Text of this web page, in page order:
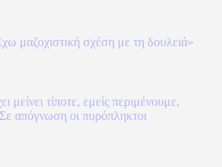
μαζοχιστική σχέση με τη δουλειά»
μείνει τίποτε, εμείς περιμένουμε,
απόγνωση οι πυρόπληκτοι